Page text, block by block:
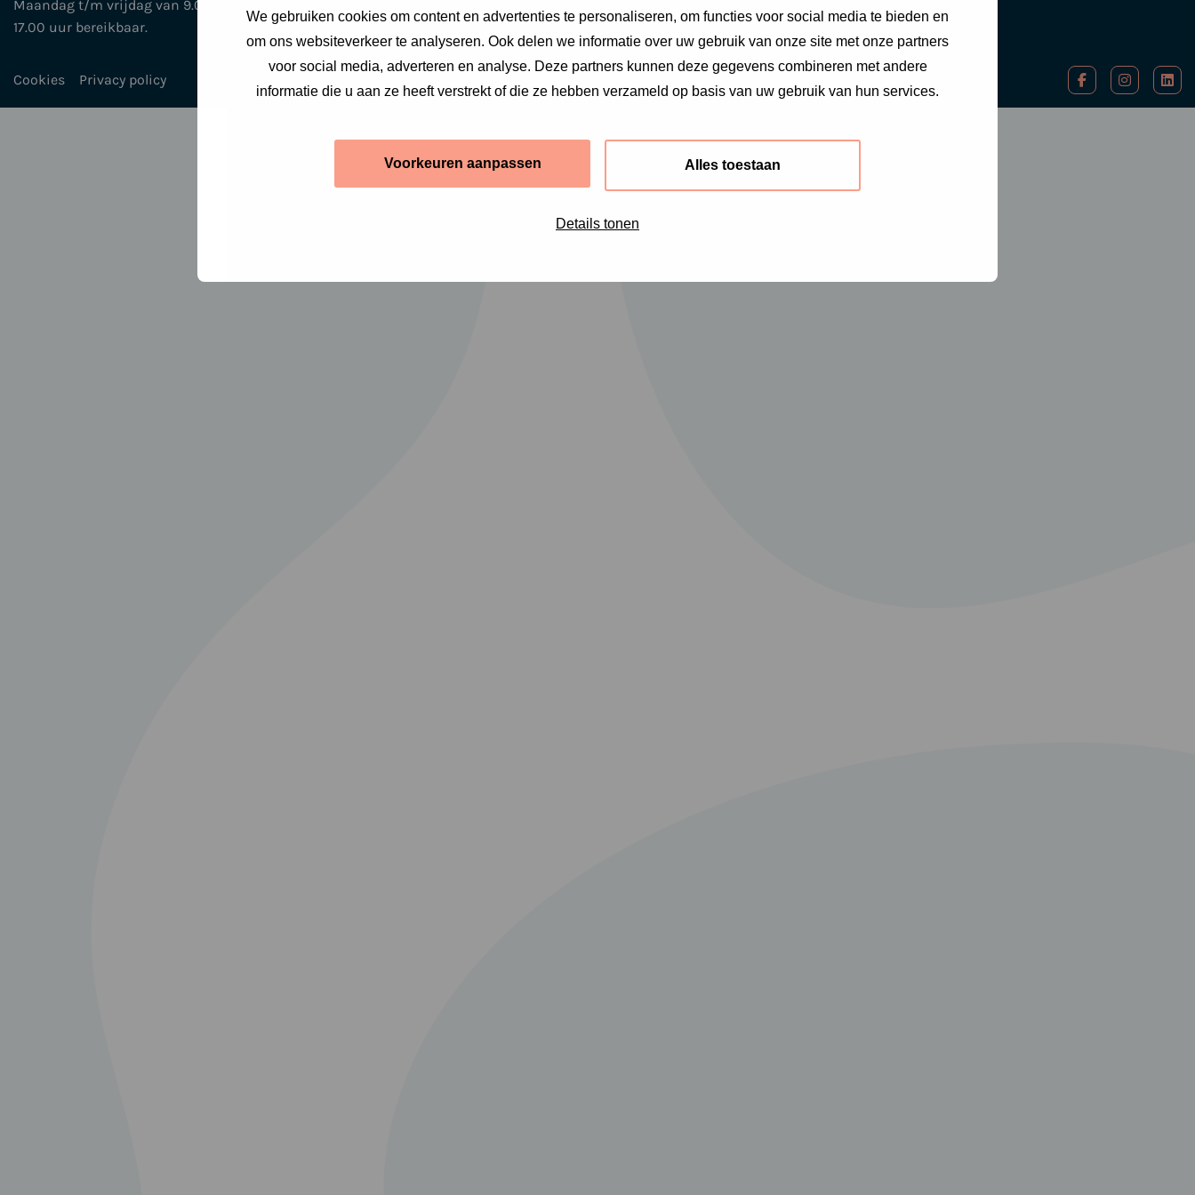
We gebruiken cookies om content en advertenties te personaliseren, om functies voor social media te bieden en
om ons websiteverkeer te analyseren. Ook delen we informatie over uw gebruik van onze site met onze partners
voor social media, adverteren en analyse. Deze partners kunnen deze gegevens combineren met andere
informatie die u aan ze heeft verstrekt of die ze hebben verzameld op basis van uw gebruik van hun services.
Voorkeuren aanpassen Alles toestaan
Details tonen
Maandag t/m vrijdag van 9.00 uur tot
17.00 uur bereikbaar.
Cookies Privacy policy
Ga
naar
Ga
naar
Ga